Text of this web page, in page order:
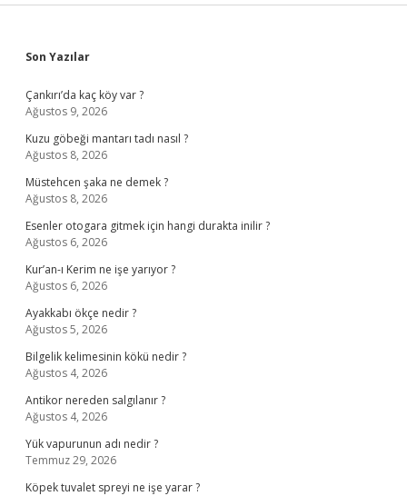
Sidebar
Son Yazılar
Çankırı’da kaç köy var ?
Ağustos 9, 2026
Kuzu göbeği mantarı tadı nasıl ?
Ağustos 8, 2026
Müstehcen şaka ne demek ?
Ağustos 8, 2026
Esenler otogara gitmek için hangi durakta inilir ?
Ağustos 6, 2026
Kur’an-ı Kerim ne işe yarıyor ?
Ağustos 6, 2026
Ayakkabı ökçe nedir ?
Ağustos 5, 2026
Bilgelik kelimesinin kökü nedir ?
Ağustos 4, 2026
Antikor nereden salgılanır ?
Ağustos 4, 2026
Yük vapurunun adı nedir ?
Temmuz 29, 2026
Köpek tuvalet spreyi ne işe yarar ?